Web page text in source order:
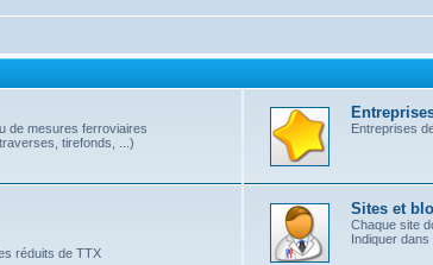
de mesures ferroviaires
tirefonds, ...)
Entreprises
réduits de TTX
Sites et
Chaque site
Indiquer